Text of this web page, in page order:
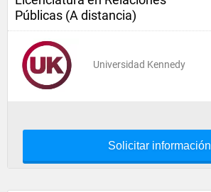
Públicas (A distancia)
Universidad Kennedy
Solicitar información